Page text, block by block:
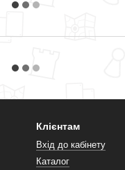
Клієнтам
Вхід до кабінету
Каталог